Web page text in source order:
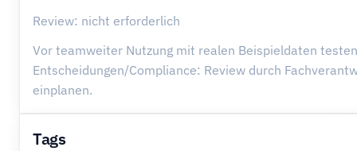
Review: nicht erforderlich
Vor teamweiter Nutzung mit realen Beispieldaten
Entscheidungen/Compliance: Review durch
einplanen.
Tags